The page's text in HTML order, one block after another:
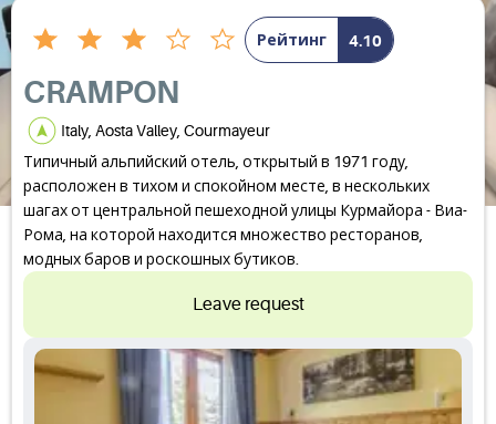
Рейтинг 4.10
CRAMPON
Italy, Aosta Valley, Courmayeur
Типичный альпийский отель, открытый в 1971 году,
расположен в тихом и спокойном месте, в нескольких
шагах от центральной пешеходной улицы Курмайора - Виа-
Рома, на которой находится множество ресторанов,
модных баров и роскошных бутиков.
Leave request